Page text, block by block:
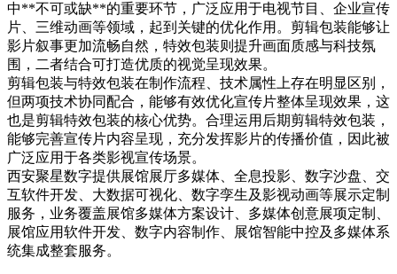
中**不可或缺**的重要环节，广泛应用于电视节目、企业宣传
片、三维动画等领域，起到关键的优化作用。剪辑包装能够让
影片叙事更加流畅自然，特效包装则提升画面质感与科技氛
围，二者结合可打造优质的视觉呈现效果。
剪辑包装与特效包装在制作流程、技术属性上存在明显区别，
但两项技术协同配合，能够有效优化宣传片整体呈现效果，这
也是剪辑特效包装的核心优势。合理运用后期剪辑特效包装，
能够完善宣传片内容呈现，充分发挥影片的传播价值，因此被
广泛应用于各类影视宣传场景。
西安聚星数字提供展馆展厅多媒体、全息投影、数字沙盘、交
互软件开发、大数据可视化、数字孪生及影视动画等展示定制
服务，业务覆盖展馆多媒体方案设计、多媒体创意展项定制、
展馆应用软件开发、数字内容制作、展馆智能中控及多媒体系
统集成整套服务。